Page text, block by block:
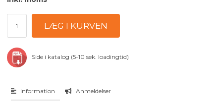
Side i katalog (5-10 sek. loadingtid)
Information Anmeldelser